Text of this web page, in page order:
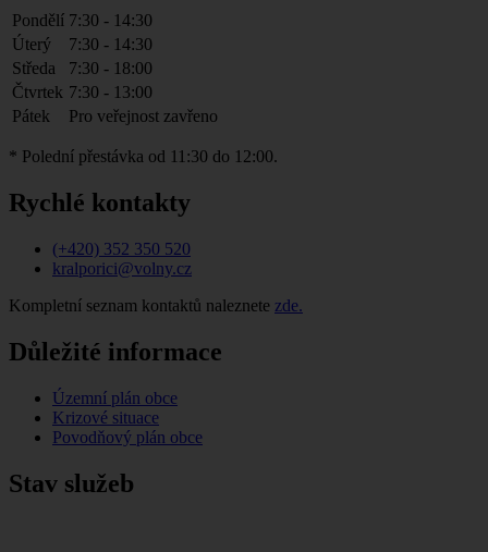
Pondělí 7:30 - 14:30
Úterý
7:30 - 14:30
Středa
7:30 - 18:00
Čtvrtek 7:30 - 13:00
Pátek
Pro veřejnost zavřeno
* Polední přestávka od 11:30 do 12:00.
Rychlé kontakty
(+420) 352 350 520
kralporici@volny.cz
Kompletní seznam kontaktů naleznete zde.
Důležité informace
Územní plán obce
Krizové situace
Povodňový plán obce
Stav služeb